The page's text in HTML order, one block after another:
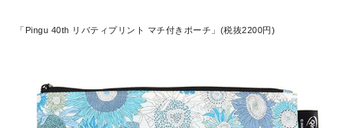
「Pingu 40th リバティプリント マチ付きポーチ」(税抜2200円)